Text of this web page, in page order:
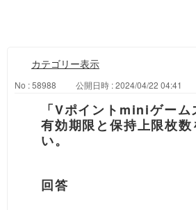
カテゴリー表示
No : 58988 公開日時 : 2024/04/22 04:41
「Vポイントminiゲー
有効期限と保持上限枚数
い。